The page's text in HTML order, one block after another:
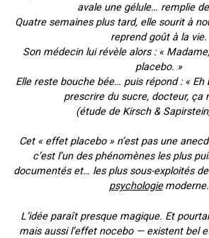
avale une gélule… remplie
Quatre semaines plus tard, elle sourit à
reprend goût à la vie.
Son médecin lui révèle alors : «
placebo. »
Elle reste bouche bée… puis répond : «
prescrire du sucre, docteur, ça
(étude de Kirsch &
Cet « effet placebo » n’est pas une
c’est l’un des phénomènes les plus
documentés et… les plus sous-exploités
psychologie moderne.
L’idée paraît presque magique. Et
mais aussi l’effet nocebo — existent bel